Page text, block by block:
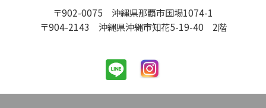
〒902-0075 沖縄県那覇市国場1074-1
〒904-2143 沖縄県沖縄市知花5-19-40 2階